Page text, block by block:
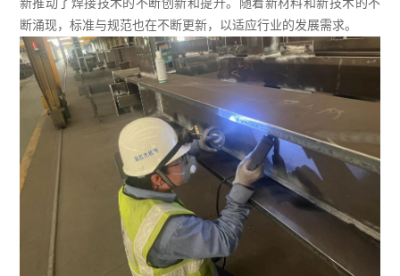
断涌现，标准与规范也在不断更新，以适应行业的发展需求。